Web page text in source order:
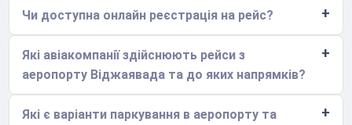
Чи доступна онлайн реєстрація на рейс?
Які авіакомпанії здійснюють рейси з
аеропорту Віджаявада та до яких напрямків?
Які є варіанти паркування в аеропорту та